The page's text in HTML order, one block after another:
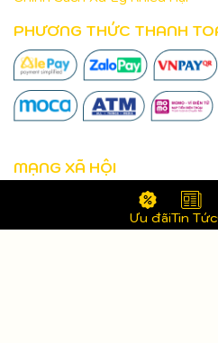
Ưu đãiTin Tức
PHƯƠNG THỨC THANH
MẠNG XÃ HỘI